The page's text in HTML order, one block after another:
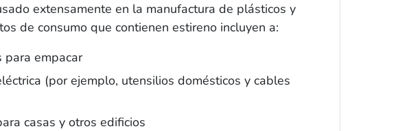
extensamente en la manufactura de plásticos y
de consumo que contienen estireno incluyen a:
para empacar
(por ejemplo, utensilios domésticos y cables
casas y otros edificios